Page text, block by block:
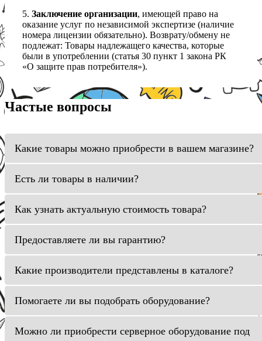
5. Заключение организации, имеющей право на
оказание услуг по независимой экспертизе (наличие
номера лицензии обязательно). Возврату/обмену не
подлежат: Товары надлежащего качества, которые
были в употреблении (статья 30 пункт 1 закона РК
«О защите прав потребителя»).
Частые вопросы
Какие товары можно приобрести в вашем магазине?
Есть ли товары в наличии?
Как узнать актуальную стоимость товара?
Предоставляете ли вы гарантию?
Какие производители представлены в каталоге?
Помогаете ли вы подобрать оборудование?
Можно ли приобрести серверное оборудование под